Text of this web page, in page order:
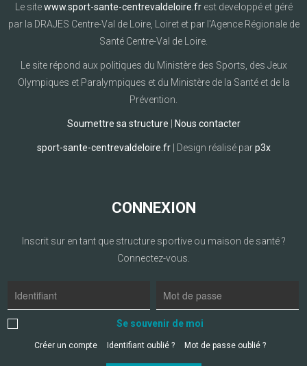
Le sitewww.sport-sante-centrevaldeloire.frest developpé et géré
par la DRAJES Centre-Val de Loire, Loiret et par l'Agence Régionale de
Santé Centre-Val de Loire.
Le site répond aux politiques du Ministère des Sports, des Jeux
Olympiques et Paralympiques et du Ministère de la Santé et de la
Prévention.
Soumettre sa structure Nous contacter
sport-sante-centrevaldeloire.fr| Design réalisé parp3x
CONNEXION
Inscrit sur en tant que structure sportive ou maison de santé ?
Connectez-vous.
Se souvenir de moi
Créer un compte Identifiant oublié ? Mot de passe oublié ?